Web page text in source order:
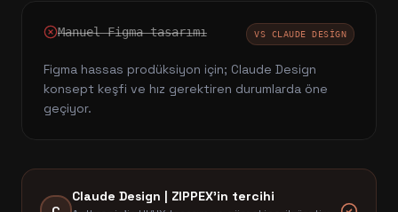
Manuel Figma tasarımı VS CLAUDE DESIGN
Figma hassas prodüksiyon için; Claude Design
konsept keşfi ve hız gerektiren durumlarda öne
geçiyor.
Claude Design | ZIPPEX'in tercihi